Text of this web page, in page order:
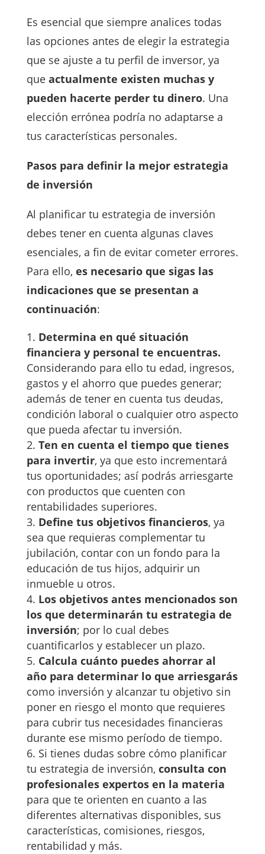
Es esencial que siempre analices todas
las opciones antes de elegir la estrategia
que se ajuste a tu perfil de inversor, ya
que actualmente existen muchas y
pueden hacerte perder tu dinero. Una
elección errónea podría no adaptarse a
tus características personales.
Pasos para definir la mejor estrategia
de inversión
Al planificar tu estrategia de inversión
debes tener en cuenta algunas claves
esenciales, a fin de evitar cometer errores.
Para ello, es necesario que sigas las
indicaciones que se presentan a
continuación:
Determina en qué situación
financiera y personal te encuentras.
Considerando para ello tu edad, ingresos,
gastos y el ahorro que puedes generar;
además de tener en cuenta tus deudas,
condición laboral o cualquier otro aspecto
que pueda afectar tu inversión.
Ten en cuenta el tiempo que tienes
para invertir, ya que esto incrementará
tus oportunidades; así podrás arriesgarte
con productos que cuenten con
rentabilidades superiores.
Define tus objetivos financieros, ya
sea que requieras complementar tu
jubilación, contar con un fondo para la
educación de tus hijos, adquirir un
inmueble u otros.
Los objetivos antes mencionados son
los que determinarán tu estrategia de
inversión; por lo cual debes
cuantificarlos y establecer un plazo.
Calcula cuánto puedes ahorrar al
año para determinar lo que arriesgarás
como inversión y alcanzar tu objetivo sin
poner en riesgo el monto que requieres
para cubrir tus necesidades financieras
durante ese mismo período de tiempo.
Si tienes dudas sobre cómo planificar
tu estrategia de inversión, consulta con
profesionales expertos en la materia
para que te orienten en cuanto a las
diferentes alternativas disponibles, sus
características, comisiones, riesgos,
rentabilidad y más.